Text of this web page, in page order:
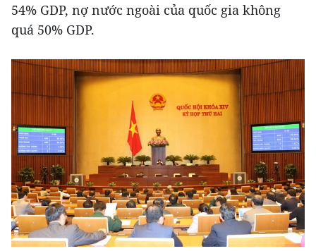
54% GDP, nợ nước ngoài của quốc gia không
quá 50% GDP.